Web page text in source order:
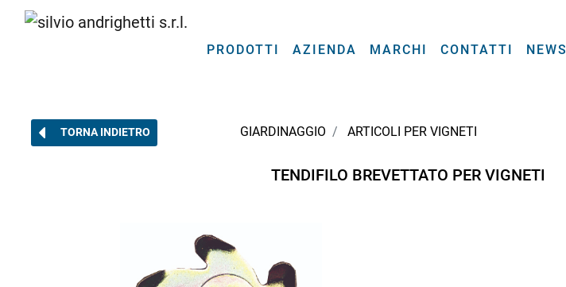
PRODOTTI AZIENDA MARCHI CONTATTI NEWS
TORNA INDIETRO GIARDINAGGIO ARTICOLI PER VIGNETI
TENDIFILO BREVETTATO PER VIGNETI